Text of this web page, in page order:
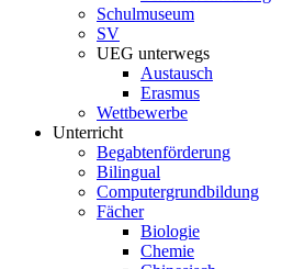
Schulmuseum
SV
UEG unterwegs
Austausch
Erasmus
Wettbewerbe
Unterricht
Begabtenförderung
Bilingual
Computergrundbildung
Fächer
Biologie
Chemie